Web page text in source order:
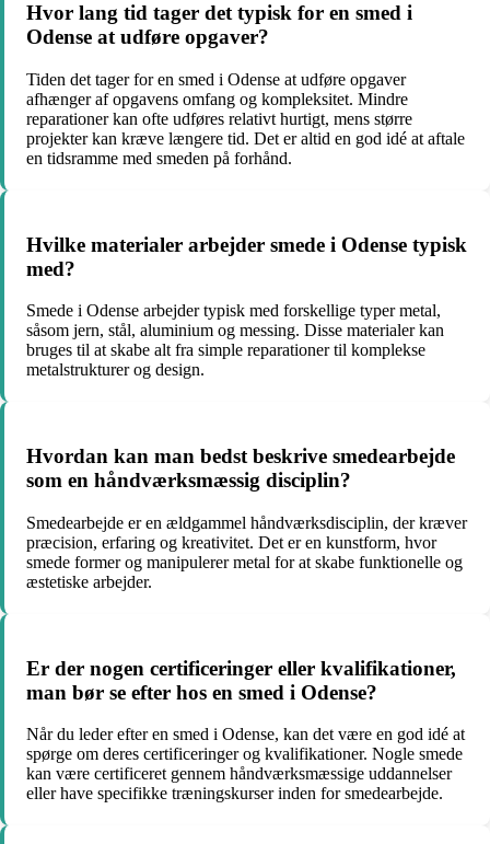
Hvor lang tid tager det typisk for en smed i
Odense at udføre opgaver?
Tiden det tager for en smed i Odense at udføre opgaver
afhænger af opgavens omfang og kompleksitet. Mindre
reparationer kan ofte udføres relativt hurtigt, mens større
projekter kan kræve længere tid. Det er altid en god idé at aftale
en tidsramme med smeden på forhånd.
Hvilke materialer arbejder smede i Odense typisk
med?
Smede i Odense arbejder typisk med forskellige typer metal,
såsom jern, stål, aluminium og messing. Disse materialer kan
bruges til at skabe alt fra simple reparationer til komplekse
metalstrukturer og design.
Hvordan kan man bedst beskrive smedearbejde
som en håndværksmæssig disciplin?
Smedearbejde er en ældgammel håndværksdisciplin, der kræver
præcision, erfaring og kreativitet. Det er en kunstform, hvor
smede former og manipulerer metal for at skabe funktionelle og
æstetiske arbejder.
Er der nogen certificeringer eller kvalifikationer,
man bør se efter hos en smed i Odense?
Når du leder efter en smed i Odense, kan det være en god idé at
spørge om deres certificeringer og kvalifikationer. Nogle smede
kan være certificeret gennem håndværksmæssige uddannelser
eller have specifikke træningskurser inden for smedearbejde.